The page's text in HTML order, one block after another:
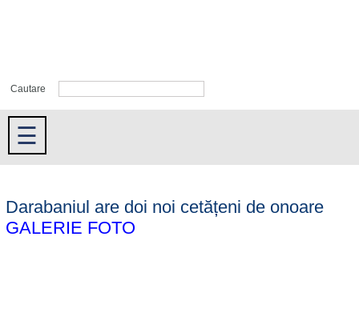
Cautare
☰
Darabaniul are doi noi cetățeni de onoare
GALERIE FOTO